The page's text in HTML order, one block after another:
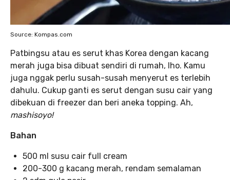
Source: Kompas.com
Patbingsu atau es serut khas Korea dengan kacang
merah juga bisa dibuat sendiri di rumah, lho. Kamu
juga nggak perlu susah-susah menyerut es terlebih
dahulu. Cukup ganti es serut dengan susu cair yang
dibekuan di freezer dan beri aneka topping. Ah,
mashisoyo!
Bahan
500 ml susu cair full cream
200-300 g kacang merah, rendam semalaman